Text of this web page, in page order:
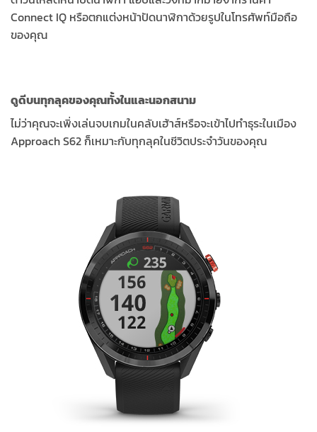
Connect IQ หรือตกแต่งหน้าปัดนาฬิกาด้วยรูปในโทรศัพท์มือถือ
ของคุณ
ดูดีบนทุกลุคของคุณทั้งในและนอกสนาม
ไม่ว่าคุณจะเพิ่งเล่นจบเกมในคลับเฮ้าส์หรือจะเข้าไปทำธุระในเมือง
Approach S62 ก็เหมาะกับทุกลุคในชีวิตประจำวันของคุณ